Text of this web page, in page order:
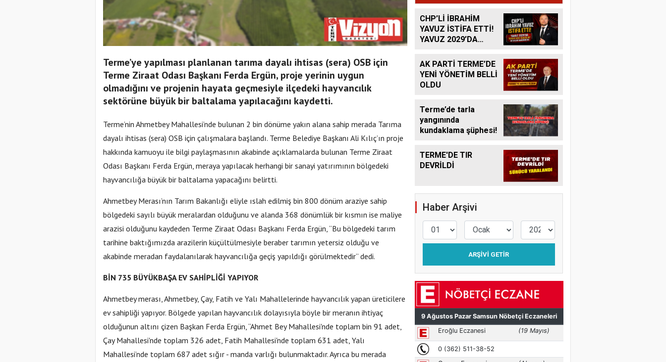
Terme’ye yapılması planlanan tarıma dayalı ihtisas (sera) OSB için
Terme Ziraat Odası Başkanı Ferda Ergün, proje yerinin uygun
olmadığını ve projenin hayata geçmesiyle ilçedeki hayvancılık
sektörüne büyük bir baltalama yapılacağını kaydetti.
Terme’nin Ahmetbey Mahallesi’nde bulunan 2 bin dönüme yakın alana sahip merada Tarıma
dayalı ihtisas (sera) OSB için çalışmalara başlandı. Terme Belediye Başkanı Ali Kılıç’ın proje
hakkında kamuoyu ile bilgi paylaşmasının akabinde açıklamalarda bulunan Terme Ziraat
Odası Başkanı Ferda Ergün, meraya yapılacak herhangi bir sanayi yatırımının bölgedeki
hayvancılığa büyük bir baltalama yapacağını belirtti.
Ahmetbey Merası’nın Tarım Bakanlığı eliyle ıslah edilmiş bin 800 dönüm araziye sahip
bölgedeki sayılı büyük meralardan olduğunu ve alanda 368 dönümlük bir kısmın ise maliye
arazisi olduğunu kaydeden Terme Ziraat Odası Başkanı Ferda Ergün, “Bu bölgedeki tarım
tarihine baktığımızda arazilerin küçültülmesiyle beraber tarımın yetersiz olduğu ve
akabinde meradan faydalanılarak hayvancılığa geçiş yapıldığı görülmektedir” dedi.
BİN 735 BÜYÜKBAŞA EV SAHİPLİĞİ YAPIYOR
Ahmetbey merası, Ahmetbey, Çay, Fatih ve Yalı Mahallelerinde hayvancılık yapan üreticilere
ev sahipliği yapıyor. Bölgede yapılan hayvancılık dolayısıyla böyle bir meranın ihtiyaç
olduğunun altını çizen Başkan Ferda Ergün, “Ahmet Bey Mahallesi'nde toplam bin 91 adet,
Çay Mahallesi'nde toplam 326 adet, Fatih Mahallesi'nde toplam 631 adet, Yalı
Mahallesi’nde toplam 687 adet sığır - manda varlığı bulunmaktadır. Ayrıca bu merada
CHP’Lİ İBRAHİM
YAVUZ İSTİFA ETTİ!
YAVUZ 2029’DA
OLACAK MI?
AK PARTİ TERME’DE
YENİ YÖNETİM BELLİ
OLDU
Terme’de tarla
yangınında
kundaklama şüphesi!
TERME'DE TIR
DEVRİLDİ
Haber Arşivi
ARŞIVI GETIR